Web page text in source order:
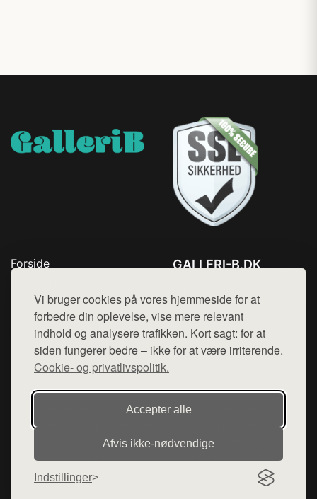
Vi bruger cookies på vores hjemmeside for at
forbedre din oplevelse, vise mere relevant
indhold og analysere trafikken. Kort sagt: for at
siden fungerer bedre – ikke for at være irriterende.
Cookie- og privatlivspolitik.
Accepter alle
Afvis ikke‑nødvendige
Indstillinger
Forside
Top Rabatter
Blog
Kontakt
GALLERI-B.DK
Mail: hej@want.dk
Cookie- og privatlivspolitik
Denne side er en del af want.dk, der udgiver en række
hjemmesider med præsentation af forskellige produkter fra
diverse webshops. Der sælges ikke varer fra denne side - vi
henviser til de shops, som sælger varen. Vi har heller ikke
varerne på lager.